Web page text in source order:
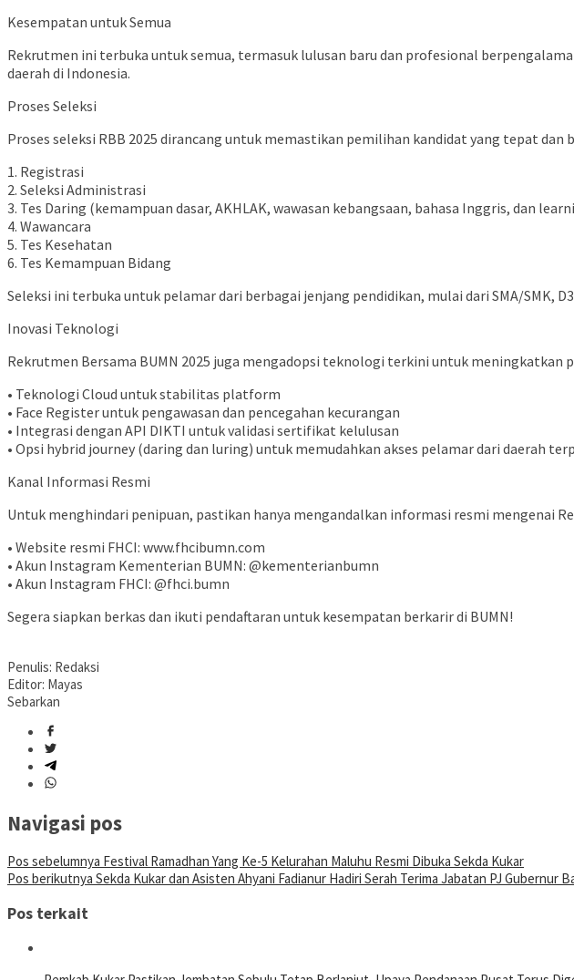
Kesempatan untuk Semua
Rekrutmen ini terbuka untuk semua, termasuk lulusan baru dan profesional
daerah di Indonesia.
Proses Seleksi
Proses seleksi RBB 2025 dirancang untuk memastikan pemilihan kandidat yang tepat
1. Registrasi
2. Seleksi Administrasi
3. Tes Daring (kemampuan dasar, AKHLAK, wawasan kebangsaan, bahasa Inggris, dan
4. Wawancara
5. Tes Kesehatan
6. Tes Kemampuan Bidang
Seleksi ini terbuka untuk pelamar dari berbagai jenjang pendidikan, mulai dari SMA/SMK,
Inovasi Teknologi
Rekrutmen Bersama BUMN 2025 juga mengadopsi teknologi terkini untuk meningkatkan
• Teknologi Cloud untuk stabilitas platform
• Face Register untuk pengawasan dan pencegahan kecurangan
• Integrasi dengan API DIKTI untuk validasi sertifikat kelulusan
• Opsi hybrid journey (daring dan luring) untuk memudahkan akses pelamar dari daerah
Kanal Informasi Resmi
Untuk menghindari penipuan, pastikan hanya mengandalkan informasi resmi mengenai
• Website resmi FHCI: www.fhcibumn.com
• Akun Instagram Kementerian BUMN: @kementerianbumn
• Akun Instagram FHCI: @fhci.bumn
Segera siapkan berkas dan ikuti pendaftaran untuk kesempatan berkarir di BUMN!
Penulis: Redaksi
Editor: Mayas
Sebarkan
Navigasi pos
Pos sebelumnya Festival Ramadhan Yang Ke-5 Kelurahan Maluhu Resmi Dibuka Sekda Kukar
Pos berikutnya Sekda Kukar dan Asisten Ahyani Fadianur Hadiri Serah Terima Jabatan PJ Gubernur
Pos terkait